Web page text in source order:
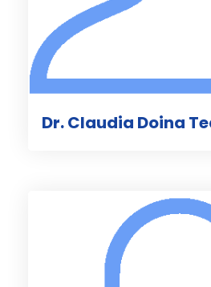
Dr. Claudia Doina